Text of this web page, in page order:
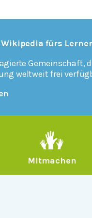
fürs
Gemeinschaft,
weltweit frei
Mitmachen